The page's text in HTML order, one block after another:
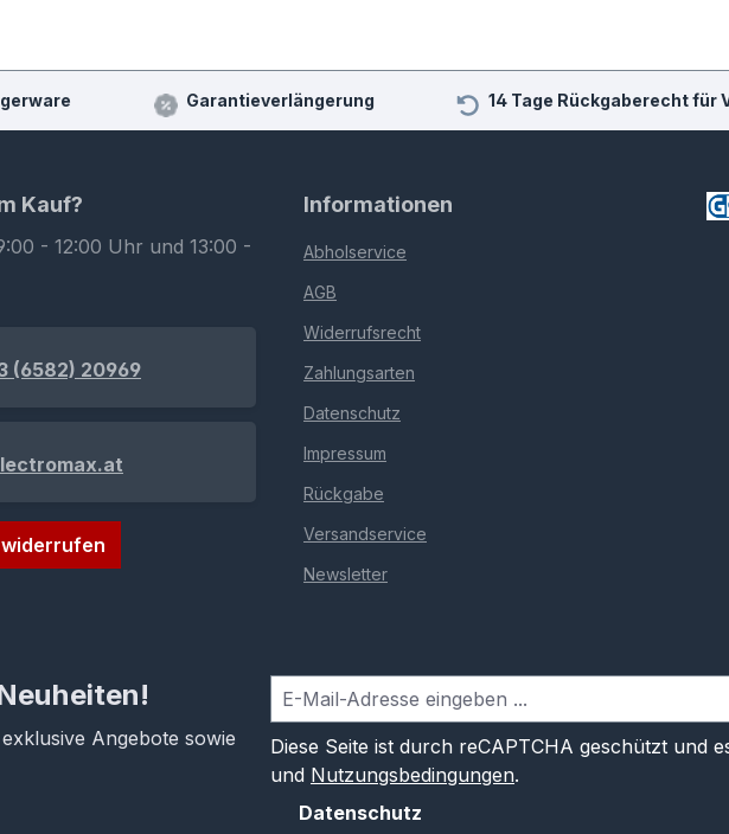
Garantieverlängerung 14 Tage Rückgaberecht für
Kauf?
- 12:00 Uhr und 13:00 -
(6582) 20969
Informationen
Abholservice
AGB
Widerrufsrecht
Zahlungsarten
Datenschutz
Impressum
Rückgabe
Versandservice
Newsletter
Angebote sowie
Diese Seite ist durch reCAPTCHA geschützt und
und Nutzungsbedingungen.
Datenschutz